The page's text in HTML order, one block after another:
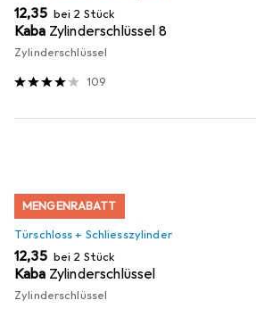
EUR
12,35 bei 2 Stück
Kaba Zylinderschlüssel 8
Zylinderschlüssel
109
MENGENRABATT
Türschloss + Schliesszylinder
EUR
12,35 bei 2 Stück
Kaba Zylinderschlüssel
Zylinderschlüssel